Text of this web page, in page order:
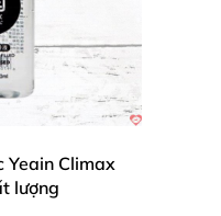
Yeain Climax
lượng